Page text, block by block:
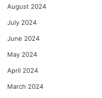
August 2024
July 2024
June 2024
May 2024
April 2024
March 2024